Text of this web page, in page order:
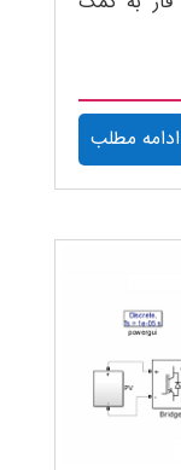
ادامه مطلب